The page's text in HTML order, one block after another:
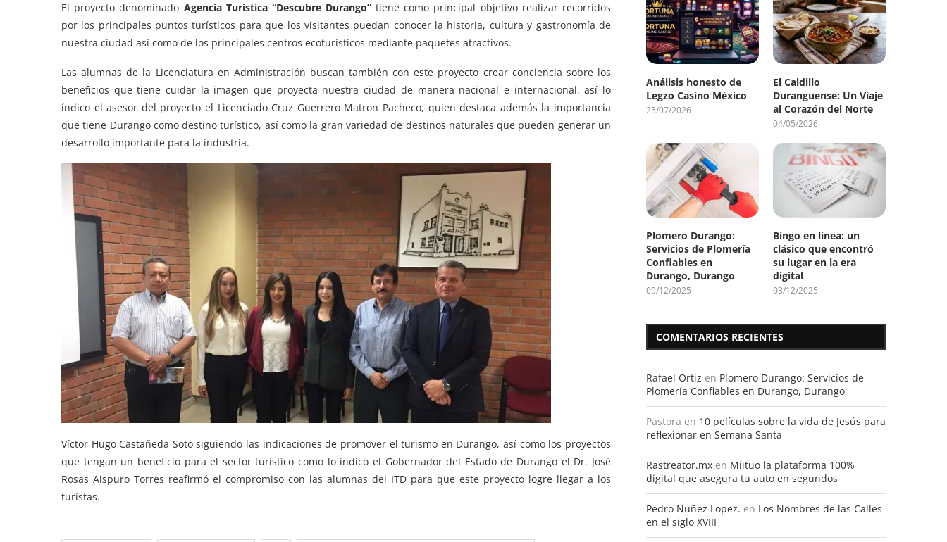
El proyecto denominado Agencia Turística “Descubre Durango” tiene como principal objetivo realizar recorridos
por los principales puntos turísticos para que los visitantes puedan conocer la historia, cultura y gastronomía de
nuestra ciudad así como de los principales centros ecoturísticos mediante paquetes atractivos.
Las alumnas de la Licenciatura en Administración buscan también con este proyecto crear conciencia sobre los
beneficios que tiene cuidar la imagen que proyecta nuestra ciudad de manera nacional e internacional, así lo
índico el asesor del proyecto el Licenciado Cruz Guerrero Matron Pacheco, quien destaca además la importancia
que tiene Durango como destino turístico, así como la gran variedad de destinos naturales que pueden generar un
desarrollo importante para la industria.
Víctor Hugo Castañeda Soto siguiendo las indicaciones de promover el turismo en Durango, así como los proyectos
que tengan un beneficio para el sector turístico como lo indicó el Gobernador del Estado de Durango el Dr. José
Rosas Aispuro Torres reafirmó el compromiso con las alumnas del ITD para que este proyecto logre llegar a los
turistas.
Análisis honesto de
Legzo Casino México
25/07/2026
El Caldillo
Duranguense: Un Viaje
al Corazón del Norte
04/05/2026
Plomero Durango:
Servicios de Plomería
Confiables en
Durango, Durango
09/12/2025
Bingo en línea: un
clásico que encontró
su lugar en la era
digital
03/12/2025
COMENTARIOS RECIENTES
Rafael Ortiz en Plomero Durango: Servicios de
Plomería Confiables en Durango, Durango
Pastora en 10 películas sobre la vida de Jesús para
reflexionar en Semana Santa
Rastreator.mx en Miituo la plataforma 100%
digital que asegura tu auto en segundos
Pedro Nuñez Lopez. en Los Nombres de las Calles
en el siglo XVIII